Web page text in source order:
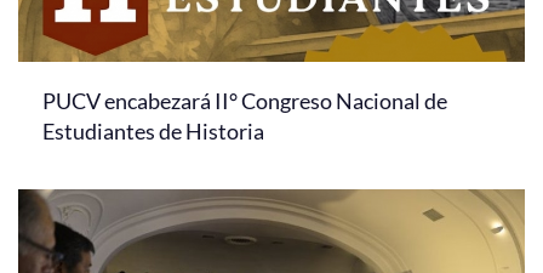
PUCV encabezará II° Congreso Nacional de
Estudiantes de Historia